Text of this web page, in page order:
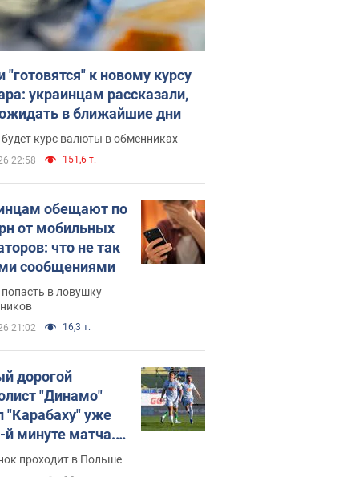
"готовятся" к новому курсу
украинцам рассказали,
в ближайшие дни
курс валюты в обменниках
22:58 151,6 т.
обещают по
от мобильных
что не так
сообщениями
попасть в ловушку
21:02 16,3 т.
дорогой
"Динамо"
"Карабаху" уже
й минуте матча.
проходит в Польше